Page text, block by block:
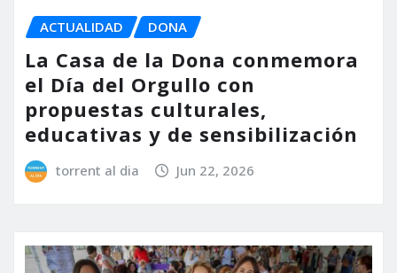
ACTUALIDAD DONA
La Casa de la Dona conmemora
el Día del Orgullo con
propuestas culturales,
educativas y de sensibilización
torrent al dia Jun 22, 2026